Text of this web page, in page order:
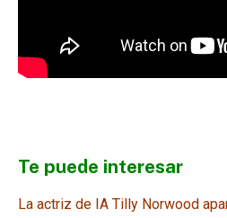
Te puede interesar
La actriz de IA Tilly Norwood